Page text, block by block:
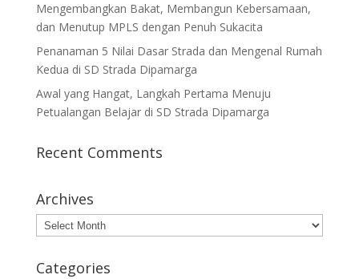
Mengembangkan Bakat, Membangun Kebersamaan,
dan Menutup MPLS dengan Penuh Sukacita
Penanaman 5 Nilai Dasar Strada dan Mengenal Rumah
Kedua di SD Strada Dipamarga
Awal yang Hangat, Langkah Pertama Menuju
Petualangan Belajar di SD Strada Dipamarga
Recent Comments
Archives
Archives
Categories